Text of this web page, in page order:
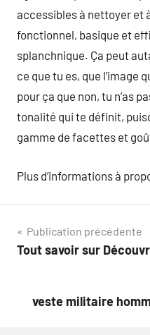
accessibles à nettoyer et
fonctionnel, basique et
splanchnique. Ça peut
ce que tu es, que l’image
pour ça que non, tu n’as
tonalité qui te définit,
gamme de facettes et
Plus d’informations à
Navigation
de
Publication précédente
Tout savoir sur
veste militaire